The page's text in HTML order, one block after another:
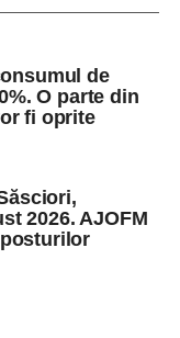
de
O parte din
fi oprite
2026. AJOFM